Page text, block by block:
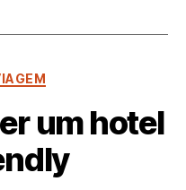
um hotel
P
o
r